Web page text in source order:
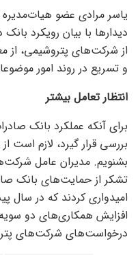
یاسر مرادی عضو هیات‌مدیره
دیدار‌ها با بیان رویکرد
از شرکت‌های پتروشیمی، از
و تسریع در روند امور
انتظار تعامل بیشتر
برای آنکه عملکرد بانک
بررسی قرار گیرد، لازم است
بشنویم. مدیران عامل
تشکر از حمایت‌های بانک
امیدواری کردند که در سال
افزایش همکاری‌های دو
درخواست‌های شرکت‌های